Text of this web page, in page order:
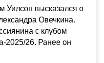
Уилсон высказался о
Овечкина.
с клубом
2025/26. Ранее он